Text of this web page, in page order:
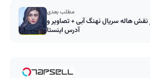
مطلب بعدی
نقش هاله سریال نهنگ آبی + تصاویر و
آدرس اینستا